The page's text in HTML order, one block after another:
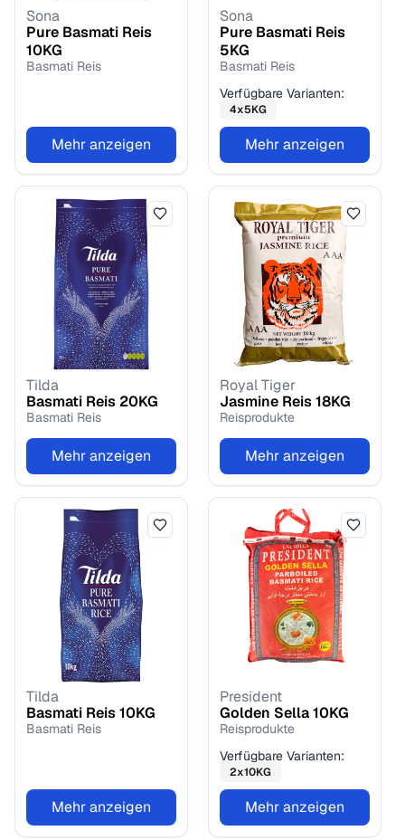
Sona
Pure Basmati Reis
10KG
Basmati Reis
Mehr anzeigen
Sona
Pure Basmati Reis
5KG
Basmati Reis
Verfügbare Varianten:
4x5KG
Mehr anzeigen
Tilda
Basmati Reis 20KG
Basmati Reis
Mehr anzeigen
Royal Tiger
Jasmine Reis18KG
Reisprodukte
Mehr anzeigen
Tilda
Basmati Reis10KG
Basmati Reis
Mehr anzeigen
President
Golden Sella10KG
Reisprodukte
Verfügbare Varianten:
2x10KG
Mehr anzeigen